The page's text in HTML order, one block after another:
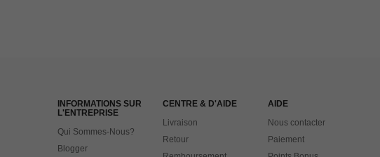
INFORMATIONS SUR
L'ENTREPRISE
Qui Sommes-Nous?
Blogger
CENTRE & D'AIDE
Livraison
Retour
AIDE
Nous contacter
Paiement